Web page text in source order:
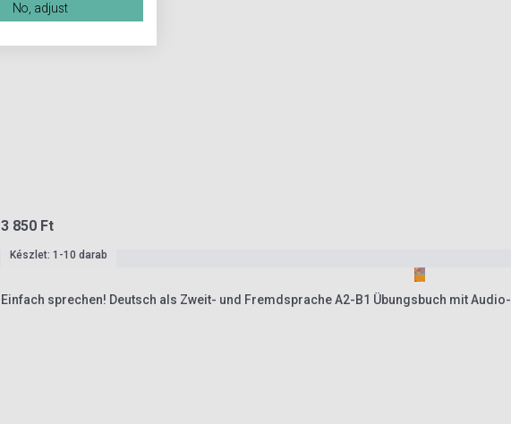
3 850 Ft
Készlet: 1-10 darab
Einfach sprechen! Deutsch als Zweit- und Fremdsprache A2-B1 Übungsbuch mit
No, adjust